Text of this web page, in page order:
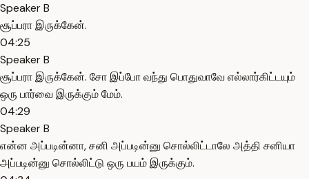
Speaker B
சூப்பரா இருக்கேன்.
04:25
Speaker B
சூப்பரா இருக்கேன். சோ இப்போ வந்து பொதுவாவே எல்லார்கிட்டயும்
ஒரு பார்வை இருக்கும் மேம்.
04:29
Speaker B
என்ன அப்படின்னா, சனி அப்படின்னு சொல்லிட்டாலே அத்தி சனியா
அப்படின்னு சொல்லிட்டு ஒரு பயம் இருக்கும்.